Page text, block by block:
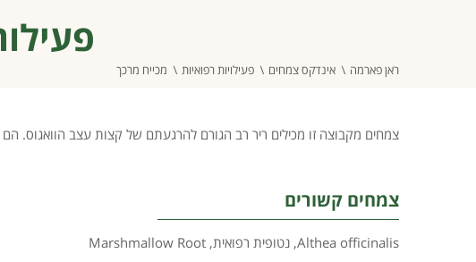
ראן פארמה אינדקס צמחים פעילויות רפואיות מכייח מרכך
צמחים מקבוצה זו מכילים ריר רב הגורם להרגעתם של קצות עצב הוואגוס. הם
צמחים קשורים
Althea officinalis
, נטופית רפואית,
Marshmallow Root